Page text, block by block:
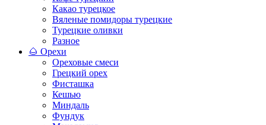
Какао турецкое
Вяленые помидоры турецкие
Турецкие оливки
Разное
🌰 Орехи
Ореховые смеси
Грецкий орех
Фисташка
Кешью
Миндаль
Фундук